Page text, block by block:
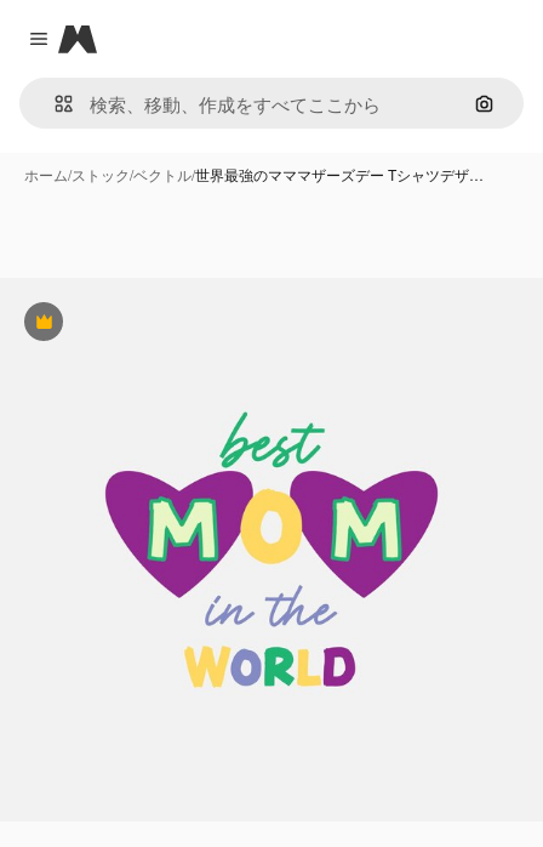
Close menu
Magnific
画像で
ホーム/ストック/ベクトル/世界最強のマママザーズデー Tシャツデザ…
Premium